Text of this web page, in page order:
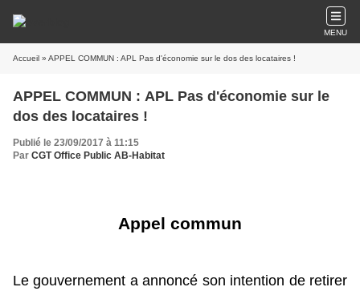
MENU
Accueil » APPEL COMMUN : APL Pas d'économie sur le dos des locataires !
APPEL COMMUN : APL Pas d'économie sur le
dos des locataires !
Publié le 23/09/2017 à 11:15
Par CGT Office Public AB-Habitat
Appel commun
Le gouvernement a annoncé son intention de retirer